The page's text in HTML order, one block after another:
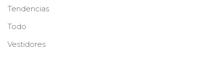
Tendencias
Todo
Vestidores